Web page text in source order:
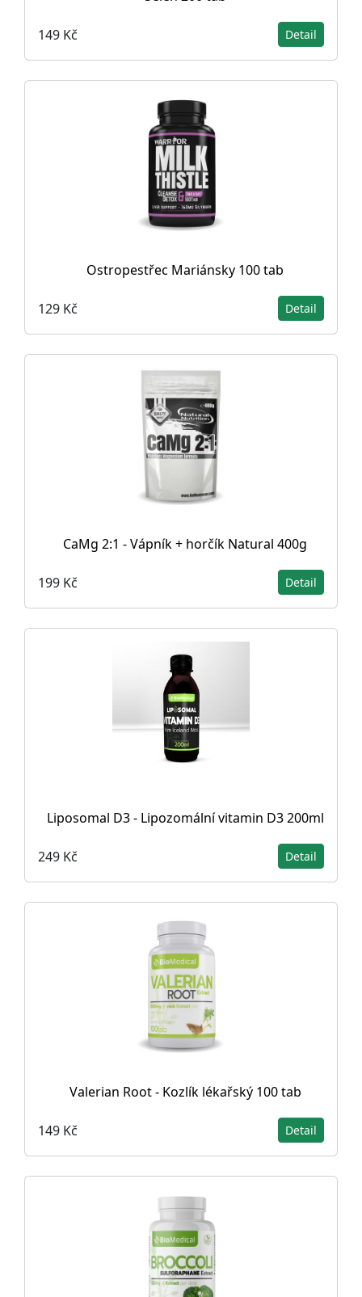
149 Kč Detail
Ostropestřec Mariánsky 100 tab
129 Kč Detail
CaMg 2:1 - Vápník + horčík Natural 400g
199 Kč Detail
Liposomal D3 - Lipozomální vitamin D3 200ml
249 Kč Detail
Valerian Root - Kozlík lékařský 100 tab
149 Kč Detail